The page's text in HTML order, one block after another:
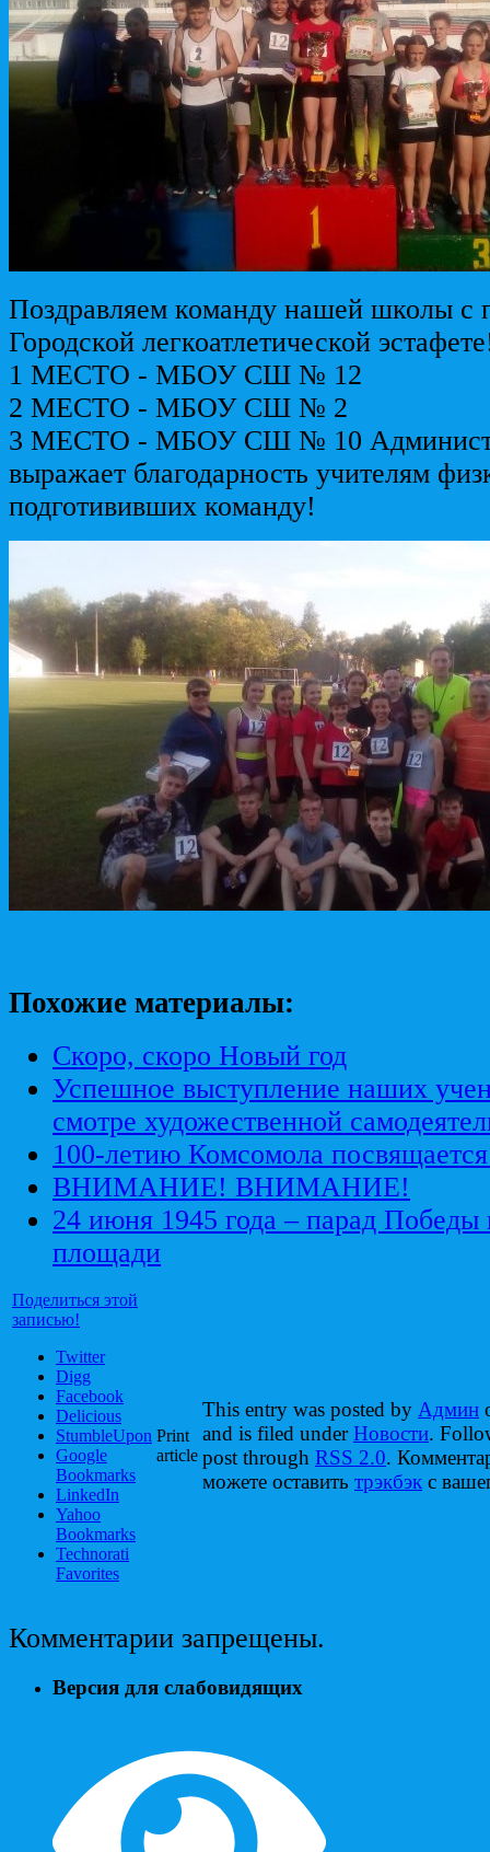
Поздравляем команду нашей школы с
Городской легкоатлетической
1 МЕСТО - МБОУ СШ № 12
2 МЕСТО - МБОУ СШ № 2
3 МЕСТО - МБОУ СШ № 10
выражает благодарность учителям
подготививших команду!
Похожие материалы:
Скоро, скоро Новый год
Успешное выступление наших
смотре художественной
100-летию Комсомола
ВНИМАНИЕ! ВНИМАНИЕ!
24 июня 1945 года – парад Победы
площади
Поделиться этой
записью!
Twitter
Digg
Facebook
Delicious
StumbleUpon
Google
Bookmarks
LinkedIn
Yahoo
Bookmarks
Technorati
Favorites
Print
article
This entry was posted by Админ
and is filed underНовости.
post through RSS 2.0.
можете оставить трэкбэк с
Комментарии запрещены.
Версия для слабовидящих